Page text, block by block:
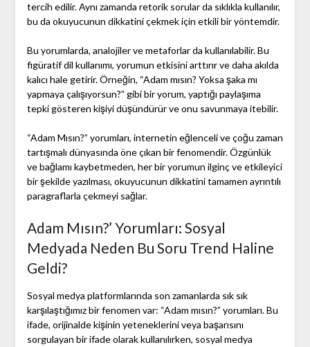
tercih edilir. Aynı zamanda retorik sorular da sıklıkla kullanılır,
bu da okuyucunun dikkatini çekmek için etkili bir yöntemdir.
Bu yorumlarda, analojiler ve metaforlar da kullanılabilir. Bu
figüratif dil kullanımı, yorumun etkisini arttırır ve daha akılda
kalıcı hale getirir. Örneğin, “Adam mısın? Yoksa şaka mı
yapmaya çalışıyorsun?” gibi bir yorum, yaptığı paylaşıma
tepki gösteren kişiyi düşündürür ve onu savunmaya itebilir.
“Adam Mısın?” yorumları, internetin eğlenceli ve çoğu zaman
tartışmalı dünyasında öne çıkan bir fenomendir. Özgünlük
ve bağlamı kaybetmeden, her bir yorumun ilginç ve etkileyici
bir şekilde yazılması, okuyucunun dikkatini tamamen ayrıntılı
paragraflarla çekmeyi sağlar.
Adam Mısın?’ Yorumları: Sosyal
Medyada Neden Bu Soru Trend Haline
Geldi?
Sosyal medya platformlarında son zamanlarda sık sık
karşılaştığımız bir fenomen var: “Adam mısın?” yorumları. Bu
ifade, orijinalde kişinin yeteneklerini veya başarısını
sorgulayan bir ifade olarak kullanılırken, sosyal medya